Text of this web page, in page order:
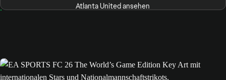
Atlanta United ansehen